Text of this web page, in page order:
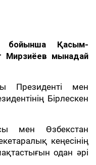
бойынша Қасым-
мынадай
Президенті мен
Бірлескен
мен Өзбекстан
кеңесінің
одан әрі